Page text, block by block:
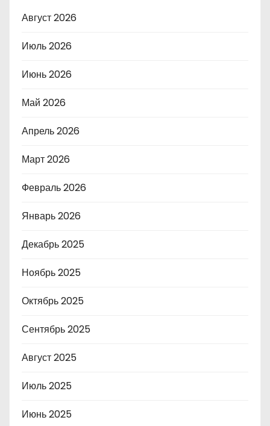
Август 2026
Июль 2026
Июнь 2026
Май 2026
Апрель 2026
Март 2026
Февраль 2026
Январь 2026
Декабрь 2025
Ноябрь 2025
Октябрь 2025
Сентябрь 2025
Август 2025
Июль 2025
Июнь 2025